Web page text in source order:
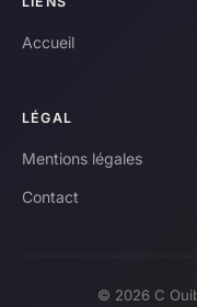
Accueil
LÉGAL
Mentions légales
Contact
© 2026 C